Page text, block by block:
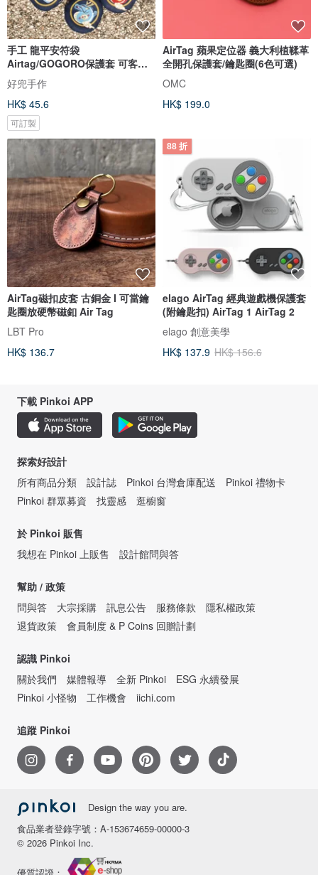
手工 龍平安符袋
Airtag/GOGORO保護套 可客製
名字刺繡 香包
好兜手作
HK$ 45.6
可訂製
AirTag 蘋果定位器 義大利植鞣革
全開孔保護套/鑰匙圈(6色可選)
OMC
HK$ 199.0
AirTag磁扣皮套 古銅金 I 可當鑰
匙圈放硬幣磁釦 Air Tag
LBT Pro
HK$ 136.7
88 折
elago AirTag 經典遊戲機保護套
(附鑰匙扣) AirTag 1 AirTag 2
elago 創意美學
HK$ 137.9 HK$ 156.6
下載 Pinkoi APP
探索好設計
所有商品分類
設計誌 Pinkoi 台灣倉庫配送
Pinkoi 禮物卡
Pinkoi 群眾募資
找靈感 逛櫥窗
於 Pinkoi 販售
我想在 Pinkoi 上販售
設計館問與答
幫助 / 政策
問與答
大宗採購 訊息公告 服務條款
隱私權政策
退貨政策
會員制度 & P Coins 回贈計劃
認識 Pinkoi
關於我們
媒體報導 全新 Pinkoi
ESG 永續發展
Pinkoi 小怪物
工作機會 iichi.com
追蹤 Pinkoi
Design the way you are.
食品業者登錄字號：A-153674659-00000-3
© 2026 Pinkoi Inc.